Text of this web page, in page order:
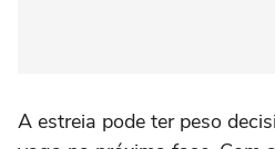
A estreia pode ter peso